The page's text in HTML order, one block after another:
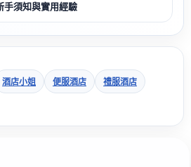
手須知與實用經驗
酒店小姐 便服酒店 禮服酒店